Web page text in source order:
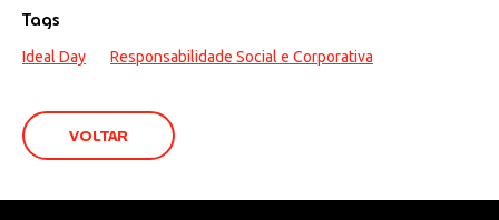
Tags
Ideal Day Responsabilidade Social e Corporativa
VOLTAR